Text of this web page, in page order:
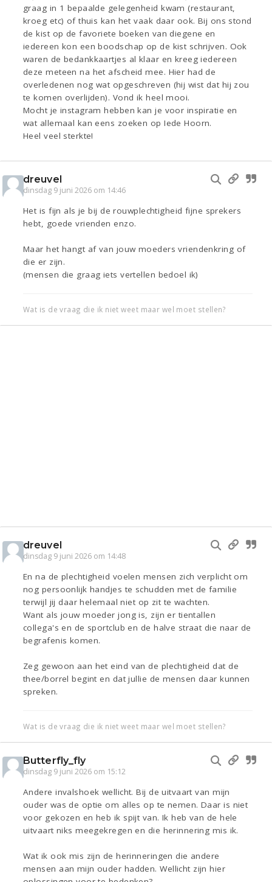
graag in 1 bepaalde gelegenheid kwam (restaurant,
kroeg etc) of thuis kan het vaak daar ook. Bij ons stond
de kist op de favoriete boeken van diegene en
iedereen kon een boodschap op de kist schrijven. Ook
waren de bedankkaartjes al klaar en kreeg iedereen
deze meteen na het afscheid mee. Hier had de
overledenen nog wat opgeschreven (hij wist dat hij zou
te komen overlijden). Vond ik heel mooi.
Mocht je instagram hebben kan je voor inspiratie en
wat allemaal kan eens zoeken op Iede Hoorn.
Heel veel sterkte!
dreuvel
dinsdag 9 juni 2026 om 14:46
Het is fijn als je bij de rouwplechtigheid fijne sprekers
hebt, goede vrienden enzo.
Maar het hangt af van jouw moeders vriendenkring of
die er zijn.
(mensen die graag iets vertellen bedoel ik)
Wat is de vraag die ik niet weet maar wel moet stellen?
dreuvel
dinsdag 9 juni 2026 om 14:48
En na de plechtigheid voelen mensen zich verplicht om
nog persoonlijk handjes te schudden met de familie
terwijl jij daar helemaal niet op zit te wachten.
Want als jouw moeder jong is, zijn er tientallen
collega's en de sportclub en de halve straat die naar de
begrafenis komen.
Zeg gewoon aan het eind van de plechtigheid dat de
thee/borrel begint en dat jullie de mensen daar kunnen
spreken.
Wat is de vraag die ik niet weet maar wel moet stellen?
Butterfly_fly
dinsdag 9 juni 2026 om 15:12
Andere invalshoek wellicht. Bij de uitvaart van mijn
ouder was de optie om alles op te nemen. Daar is niet
voor gekozen en heb ik spijt van. Ik heb van de hele
uitvaart niks meegekregen en die herinnering mis ik.
Wat ik ook mis zijn de herinneringen die andere
mensen aan mijn ouder hadden. Wellicht zijn hier